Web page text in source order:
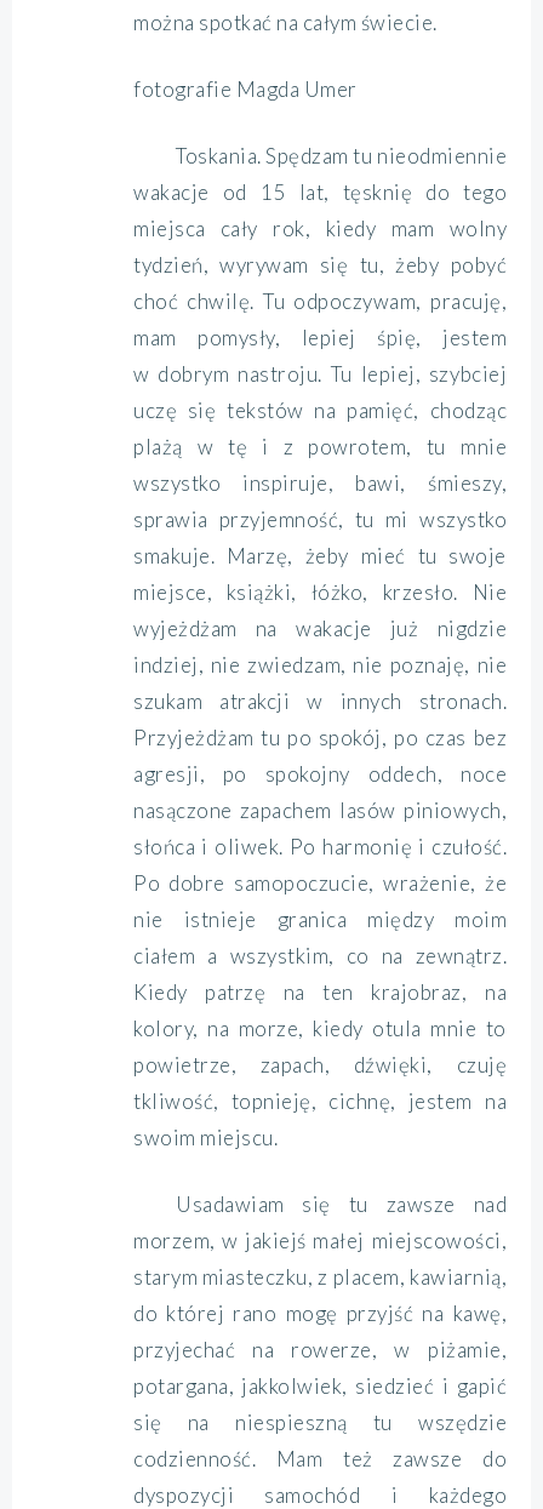
można spotkać na całym świecie.
fotografie Magda Umer
Toskania. Spędzam tu nieodmiennie
wakacje od 15 lat, tęsknię do tego
miejsca cały rok, kiedy mam wolny
tydzień, wyrywam się tu, żeby pobyć
choć chwilę. Tu odpoczywam, pracuję,
mam pomysły, lepiej śpię, jestem
w dobrym nastroju. Tu lepiej, szybciej
uczę się tekstów na pamięć, chodząc
plażą w tę i z powrotem, tu mnie
wszystko inspiruje, bawi, śmieszy,
sprawia przyjemność, tu mi wszystko
smakuje. Marzę, żeby mieć tu swoje
miejsce, książki, łóżko, krzesło. Nie
wyjeżdżam na wakacje już nigdzie
indziej, nie zwiedzam, nie poznaję, nie
szukam atrakcji w innych stronach.
Przyjeżdżam tu po spokój, po czas bez
agresji, po spokojny oddech, noce
nasączone zapachem lasów piniowych,
słońca i oliwek. Po harmonię i czułość.
Po dobre samopoczucie, wrażenie, że
nie istnieje granica między moim
ciałem a wszystkim, co na zewnątrz.
Kiedy patrzę na ten krajobraz, na
kolory, na morze, kiedy otula mnie to
powietrze, zapach, dźwięki, czuję
tkliwość, topnieję, cichnę, jestem na
swoim miejscu.
Usadawiam się tu zawsze nad
morzem, w jakiejś małej miejscowości,
starym miasteczku, z placem, kawiarnią,
do której rano mogę przyjść na kawę,
przyjechać na rowerze, w piżamie,
potargana, jakkolwiek, siedzieć i gapić
się na niespieszną tu wszędzie
codzienność. Mam też zawsze do
dyspozycji samochód i każdego